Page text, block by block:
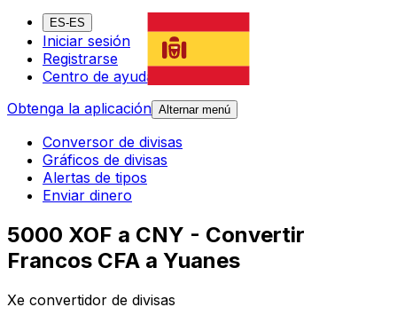
ES-ES
Iniciar sesión
Registrarse
Centro de ayuda
Obtenga la aplicación Alternar menú
Conversor de divisas
Gráficos de divisas
Alertas de tipos
Enviar dinero
5000 XOF a CNY - Convertir
Francos CFA a Yuanes
Xe convertidor de divisas